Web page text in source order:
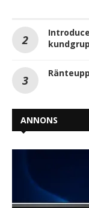
ANNONS